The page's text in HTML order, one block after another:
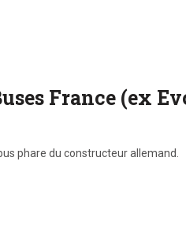
France (ex
phare du constructeur